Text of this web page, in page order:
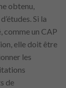
obtenu,
Si la
comme un CAP
elle doit être
les
de